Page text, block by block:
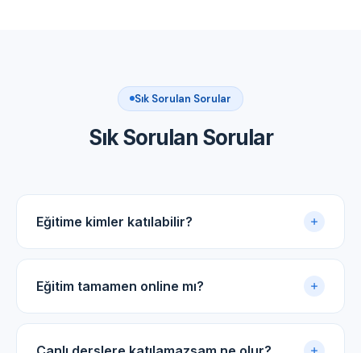
Sık Sorulan Sorular
Sık Sorulan Sorular
Eğitime kimler katılabilir?
Akupunktur uygulama sertifikasına sahip tüm tıp
doktorları ve diş hekimleri için uygundur.
Eğitim tamamen online mı?
Evet. Eğitim online panel üzerinden yürütülür. Canlı
dersler, kayıtlı video arşivi ve PDF ders notlarıyla